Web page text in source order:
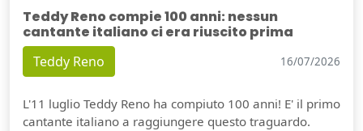
Teddy Reno compie 100 anni: nessun
cantante italiano ci era riuscito prima
Teddy Reno 16/07/2026
L'11 luglio Teddy Reno ha compiuto 100 anni! E' il primo
cantante italiano a raggiungere questo traguardo.